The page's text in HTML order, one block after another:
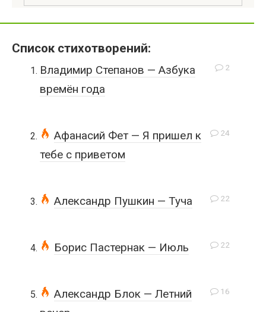
Список стихотворений:
2
Владимир Степанов — Азбука
времён года
24
Афанасий Фет — Я пришел к
тебе с приветом
22
Александр Пушкин — Туча
22
Борис Пастернак — Июль
16
Александр Блок — Летний